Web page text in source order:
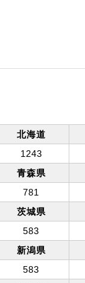
北海道
1243
青森県
781
茨城県
583
新潟県
583